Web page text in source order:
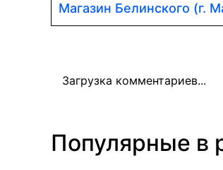
Магазин Белинского (г.
Загрузка комментариев...
Популярные в